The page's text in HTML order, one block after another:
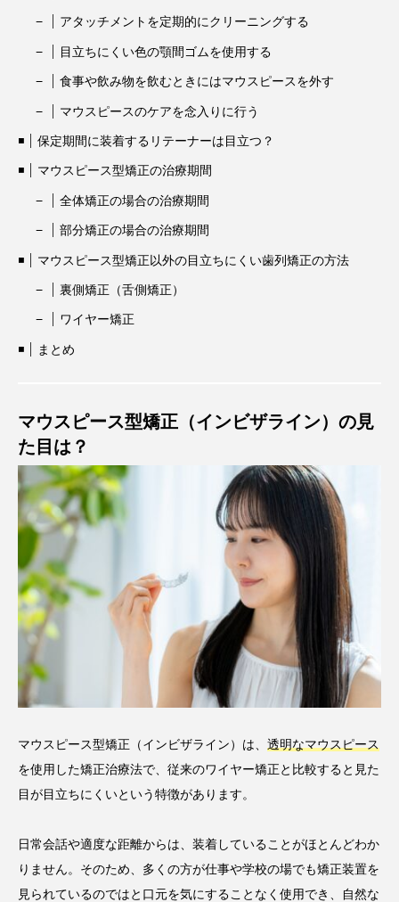
アタッチメントを定期的にクリーニングする
目立ちにくい色の顎間ゴムを使用する
食事や飲み物を飲むときにはマウスピースを外す
マウスピースのケアを念入りに行う
保定期間に装着するリテーナーは目立つ？
マウスピース型矯正の治療期間
全体矯正の場合の治療期間
部分矯正の場合の治療期間
マウスピース型矯正以外の目立ちにくい歯列矯正の方法
裏側矯正（舌側矯正）
ワイヤー矯正
まとめ
マウスピース型矯正（インビザライン）の見
た目は？
マウスピース型矯正（インビザライン）は、 透明なマウスピース
を使用した矯正治療法で、従来のワイヤー矯正と比較すると見た
目が目立ちにくいという特徴があります。
日常会話や適度な距離からは、装着していることがほとんどわか
りません。そのため、多くの方が仕事や学校の場でも矯正装置を
見られているのではと口元を気にすることなく使用でき、自然な